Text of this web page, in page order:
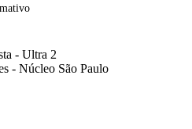
- Núcleo São Paulo